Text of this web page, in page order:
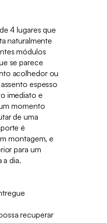
4 lugares que
naturalmente
módulos
se parece
acolhedor ou
espesso
imediato e
momento
de uma
é
montagem, e
para um
a dia.
recuperar